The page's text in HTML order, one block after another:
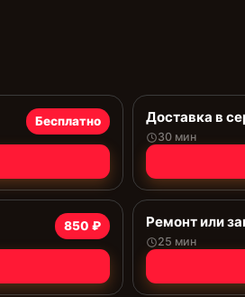
Бесплатно Доставка в
30 мин
850 ₽ Ремонт или
25 мин